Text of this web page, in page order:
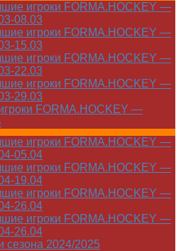
игроки FORMA.HOCKEY —
08.03
игроки FORMA.HOCKEY —
15.03
игроки FORMA.HOCKEY —
22.03
игроки FORMA.HOCKEY —
29.03
FORMA.HOCKEY —
игроки FORMA.HOCKEY —
05.04
игроки FORMA.HOCKEY —
19.04
игроки FORMA.HOCKEY —
26.04
игроки FORMA.HOCKEY —
26.04
сезона 2024/2025